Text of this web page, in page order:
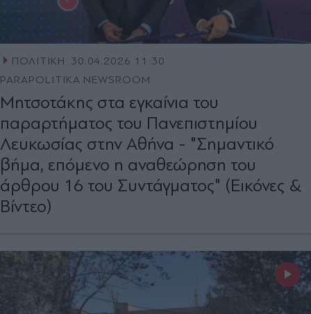
ΠΟΛΙΤΙΚΗ
30.04.2026 11:30
PARAPOLITIKA NEWSROOM
Μητσοτάκης στα εγκαίνια του
παραρτήματος του Πανεπιστημίου
Λευκωσίας στην Αθήνα - "Σημαντικό
βήμα, επόμενο η αναθεώρηση του
άρθρου 16 του Συντάγματος" (Εικόνες &
Βίντεο)